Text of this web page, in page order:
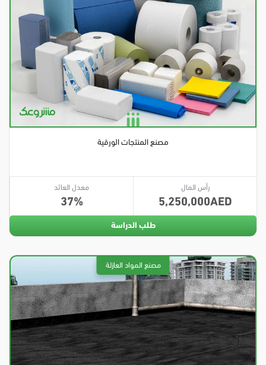
مصنع المنتجات الورقية
رأس المال
5,250,000
معدل العائد
37
طلب الدراسة